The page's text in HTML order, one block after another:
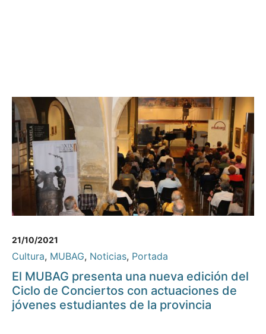
21/10/2021
Cultura, MUBAG, Noticias, Portada
El MUBAG presenta una nueva edición del
Ciclo de Conciertos con actuaciones de
jóvenes estudiantes de la provincia